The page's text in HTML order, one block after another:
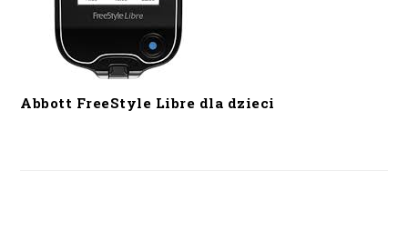
Abbott FreeStyle Libre dla dzieci